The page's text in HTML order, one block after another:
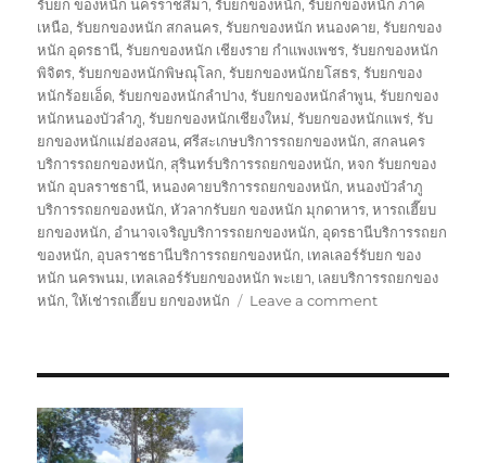
รับยก ของหนัก นครราชสีมา,รับยกของหนัก,รับยกของหนัก ภาค
เหนือ,รับยกของหนัก สกลนคร,รับยกของหนัก หนองคาย,รับยกของ
หนัก อุดรธานี,รับยกของหนัก เชียงราย กำแพงเพชร,รับยกของหนัก
พิจิตร,รับยกของหนักพิษณุโลก,รับยกของหนักยโสธร,รับยกของ
หนักร้อยเอ็ด,รับยกของหนักลำปาง,รับยกของหนักลำพูน,รับยกของ
หนักหนองบัวลำภู,รับยกของหนักเชียงใหม่,รับยกของหนักแพร่,รับ
ยกของหนักแม่ฮ่องสอน,ศรีสะเกษบริการรถยกของหนัก, สกลนคร
บริการรถยกของหนัก, สุรินทร์บริการรถยกของหนัก,หจก รับยกของ
หนัก อุบลราชธานี,หนองคายบริการรถยกของหนัก,หนองบัวลำภู
บริการรถยกของหนัก,หัวลากรับยก ของหนัก มุกดาหาร,หารถเฮี๊ยบ
ยกของหนัก, อำนาจเจริญบริการรถยกของหนัก, อุดรธานีบริการรถยก
ของหนัก, อุบลราชธานีบริการรถยกของหนัก, เทลเลอร์รับยก ของ
หนัก นครพนม, เทลเลอร์รับยกของหนัก พะเยา, เลยบริการรถยกของ
หนัก,ให้เช่ารถเฮี๊ยบ ยกของหนัก Leave a commenton